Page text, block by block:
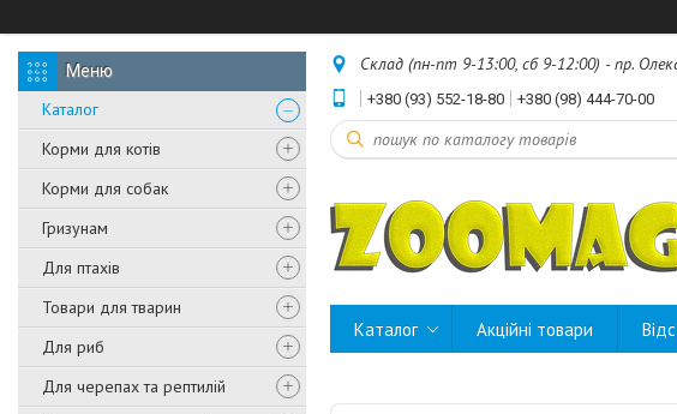
Каталог
Корми для котів
Корми для собак
Гризунам
Для птахів
Товари для тварин
Для риб
Для черепах та рептилій
Склад (пн-пт 9-13:00, сб 9-12:00) - пр.
+380 (93) 552-18-80 +380 (98) 444-70-00
Каталог Акційні товари